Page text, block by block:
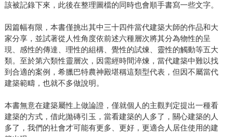
該被記錄下來，此後在整理圖檔的同時也會順手書寫一些文字。
因篇幅有限，本書僅挑出其中三十四件當代建築大師的作品和大
家分享，並試著從人性角度依前述六種層次將其分為物性的呈
現、感性的傳達、理性的組構、覺性的試煉、靈性的觸動等五大
類。至於第六類性靈層次，因需經時間淬煉，當代建築中難以找
到合適的案例，希臘巴特農神殿堪稱這類型代表，但因不屬當代
建築範疇，也就不多做說明。
本書無意在建築屬性上做論證，僅就個人的主觀判定提出一種看
建築的方式，借此拋磚引玉，當看建築的人多了，關心建築的人
多了，我們的社會才可能有更多、更好，更適合人居住使用的建